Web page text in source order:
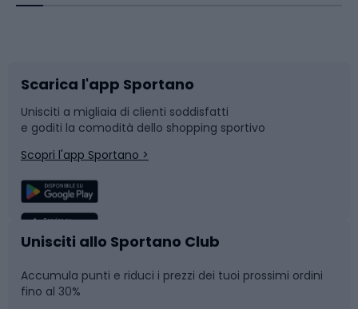
Bushcraft
Corsa
Sport di squadra
Caschi da ciclismo
Skitouring
Slitte e slittini
Snowboard
Camminata nordica
Nuoto
Pattinaggio
Scarica l'app Sportano
Unisciti a migliaia di clienti soddisfatti
e goditi la comodità dello shopping sportivo
Scopri l'app Sportano >
Unisciti allo Sportano Club
Accumula punti e riduci i prezzi dei tuoi prossimi ordini
fino al 30%